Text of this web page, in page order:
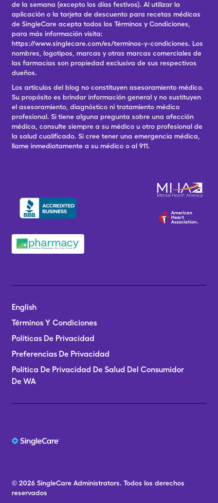
de la semana (excepto los días festivos). Al utilizar la
aplicación o la tarjeta de descuento para recetas médicas
de SingleCare acepta todos los Términos y Condiciones,
para más información visita:
https://www.singlecare.com/es/terminos-y-condiciones. Los
nombres, logotipos, marcas y otras marcas comerciales de
las farmacias son propiedad exclusiva de sus respectivos
dueños.
Los artículos del blog no constituyen asesoramiento médico.
Su propósito es brindar información general y no sustituyen
el asesoramiento, diagnóstico ni tratamiento médico
profesional. Si tiene alguna pregunta sobre una afección
médica, consulte siempre a su médico u otro profesional de
la salud cualificado. Si cree tener una emergencia médica,
llame inmediatamente a su médico o al 911.
English
Términos Y Condiciones
Políticas De Privacidad
Preferencias De Privacidad
Política De Privacidad De Salud Del Consumidor
De WA
© 2026 SingleCare Administrators. Todos los derechos
reservados